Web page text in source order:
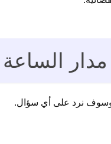
وسوف نرد على أي سؤال.